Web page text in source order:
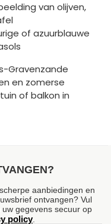
van olijven,
of azuurblauwe
Gravenzande
en zomerse
of balkon in
aanbiedingen en
ontvangen? Vul
gegevens secuur op
policy.